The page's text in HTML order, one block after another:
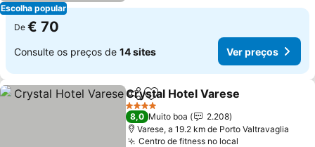
Escolha popular
De € 70
Consulte os preços de 14 sites Ver preços
PartilharAdicionar aos favoritos
Crystal Hotel Varese
4 Estrelas
8,0 Muito boa
2.208
Varese, a 19.2 km de Porto Valtravaglia
Centro de fitness no local